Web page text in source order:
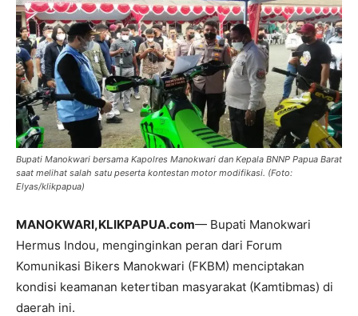
Bupati Manokwari bersama Kapolres Manokwari dan Kepala BNNP Papua Barat
saat melihat salah satu peserta kontestan motor modifikasi. (Foto:
Elyas/klikpapua)
MANOKWARI,KLIKPAPUA.com— Bupati Manokwari
Hermus Indou, menginginkan peran dari Forum
Komunikasi Bikers Manokwari (FKBM) menciptakan
kondisi keamanan ketertiban masyarakat (Kamtibmas) di
daerah ini.